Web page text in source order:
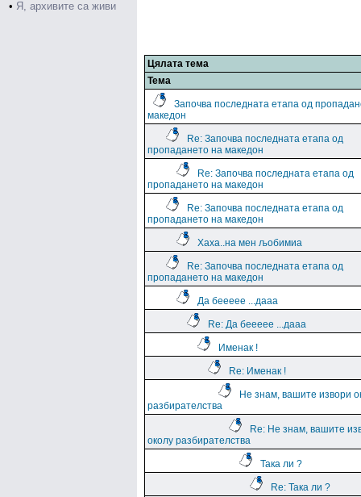
• Я, архивите са живи
Цялата тема
Тема
Започва последната етапа од
македон
Re: Започва последната етапа од
пропадането на македон
Re: Започва последната етапа од
пропадането на македон
Re: Започва последната етапа од
пропадането на македон
Хаха..на мен љобимиа
Re: Започва последната етапа од
пропадането на македон
Да беееее ...дааа
Re: Да беееее ...дааа
Именак !
Re: Именак !
Не знам, вашите извори
разбирателства
Re: Не знам, вашите
околу разбирателства
Така ли ?
Re: Така ли ?